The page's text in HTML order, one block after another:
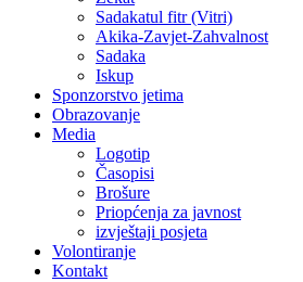
Sadakatul fitr (Vitri)
Akika-Zavjet-Zahvalnost
Sadaka
Iskup
Sponzorstvo jetima
Obrazovanje
Media
Logotip
Časopisi
Brošure
Priopćenja za javnost
izvještaji posjeta
Volontiranje
Kontakt